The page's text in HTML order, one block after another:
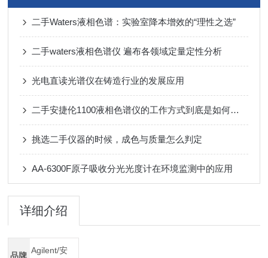
二手Waters液相色谱：实验室降本增效的“理性之选”
二手waters液相色谱仪 遍布各领域定量定性分析
光电直读光谱仪在铸造行业的发展应用
二手安捷伦1100液相色谱仪的工作方式到底是如何的呢？
挑选二手仪器的时候，成色与质量怎么判定
AA-6300F原子吸收分光光度计在环境监测中的应用
详细介绍
品牌
Agilent/安